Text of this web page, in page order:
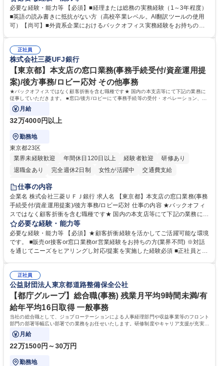
バックオフィス業務からスタートし組織を支える専任担当として広く活躍
できる環境です。 ■日常経理、月次および年次決算サポート業務 ■本国
（グローバル）との英文メール対応（AI翻訳ツール等を使用しての対応で
業務をお任せします。残業も基本的には発生せず、ご自身のペースで業務
を進めやすく定着率の高い環境です。 募集職種 東京【経理・総務】週1日
出社程度のリモート中心/残業基本無/独立系ファーム
必要な経験・能力等 【必須】■経理または総務の実務経験（1～3年程度）
■英語の読み書きに抵抗がない方（高校卒業レベル。AI翻訳ツールの使用
可）【尚可】■外資系企業におけるバックオフィス実務経験をお持ちの方
【働き方について】現在は週4日程度の在宅勤務を実施しており、ワーク
ライフバランスを重視する方に最適な環境です（フルリモートも面接で相
談可）。【求める人物像】幅広いバックオフィス業務に柔軟に対応でき、
社内外と円滑にコミュニケーションを取りながら業務を推進できる方 学
歴・資格 学歴：大学院 大学 高専 短大 専修学校 高校 語学力： 資格：
正社員
株式会社三菱UFJ銀行
【東京都】本支店の窓口業務(事務手続受付/資産運用提
案)/後方事務/ロビー応対 その他事務
★バックオフィスではなく顧客折衝を含む職種です★ 国内の本支店等にて下記の業務に
従事していただきます。 ■窓口/後方/ロビーにて事務手続等の受付・オペレーション、お
客様対応
月給
32万4000円以上
勤務地
東京都23区
業界未経験歓迎
年間休日120日以上 経験者歓迎
研修あり
退職金あり
完全週休2日制 女性が活躍中
交通費支給
土日祝休み
仕事の内容
企業名 株式会社三菱ＵＦＪ銀行 求人名 【東京都】本支店の窓口業務(事務
手続受付/資産運用提案)/後方事務/ロビー応対 仕事の内容 ★バックオフィ
スではなく顧客折衝を含む職種です★ 国内の本支店等にて下記の業務に従
事していただきます。 ■窓口/後方/ロビーにて事務手続等の受付・オペレ
ーション、お客様対応 ■窓口にて、ご来店された個人のお客様に対して金
融商品のご提案 ■効率的な事務運用の検討・構築等 ≪業務紹介：ご応募前
に必ずご覧ください≫ ※記事 https://www.mysite.bk.mufg.jp/career/circle/
必要な経験・能力等
必要な経験・能力等 【必須】★顧客折衝経験を活かしてご活躍可能な環境
です。 ■販売or接客or窓口業務or営業経験をお持ちの方(業界不問) ※対話
を通じてニーズをヒアリングし対応/提案を実施した経験必須 ■正社員とし
るので安心して入行いただけます。 幅広いキャリアの選択肢があり、公募
や社内副業等を活用し、 一人ひとりが挑戦できるカルチャーが浸透してい
ます。 学歴・資格 学歴：大学院 大学 高専 短大 専修学校 高校 語学力：
資格：
正社員
公益財団法人東京都道路整備保全公社
【都庁グループ】総合職(事務) 残業月平均9時間未満/有
給年平均16日取得 一般事務
当社の総合職として、ジョブローテーションによる人事経理部門や収益事業等のフロント
部門の部署等幅広い部署での業務をお任せいたします。研修制度やキャリア支援が充実し
ております！ ※下記業務詳細
月給
22万1500円～30万円
勤務地